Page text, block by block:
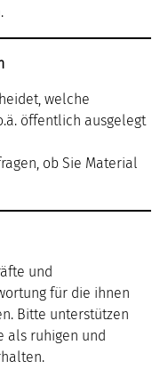
welche
öffentlich ausgelegt
ob Sie Material
und
für die ihnen
Bitte unterstützen
als ruhigen und